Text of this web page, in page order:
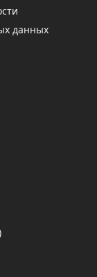
данных